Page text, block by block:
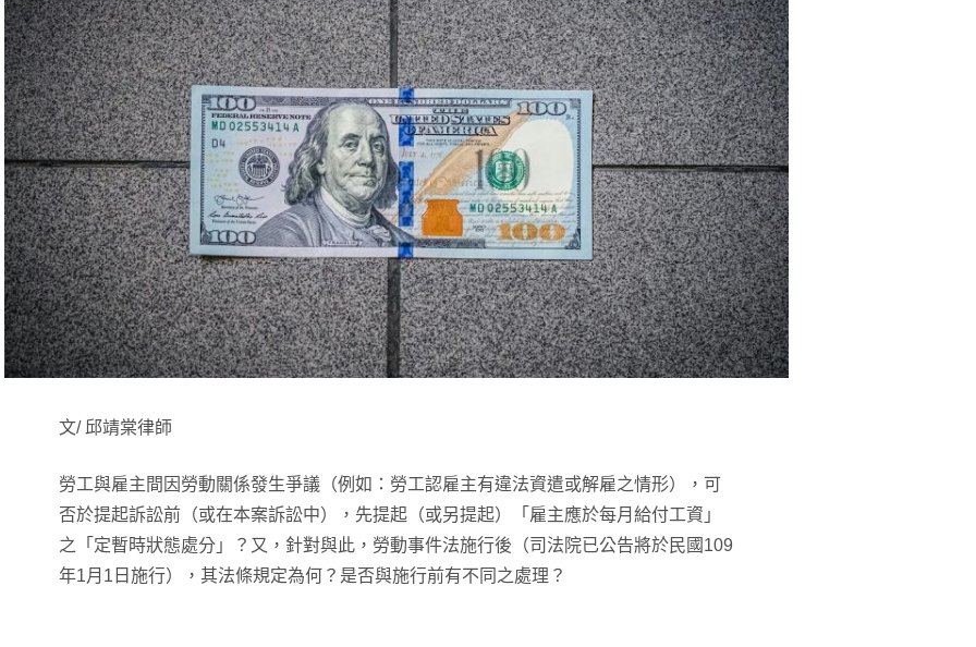
文/ 邱靖棠律師
勞工與雇主間因勞動關係發生爭議（例如：勞工認雇主有違法資遣或解雇之情形），可
否於提起訴訟前（或在本案訴訟中），先提起（或另提起）「雇主應於每月給付工資」
之「定暫時狀態處分」？又，針對與此，勞動事件法施行後（司法院已公告將於民國109
年1月1日施行），其法條規定為何？是否與施行前有不同之處理？